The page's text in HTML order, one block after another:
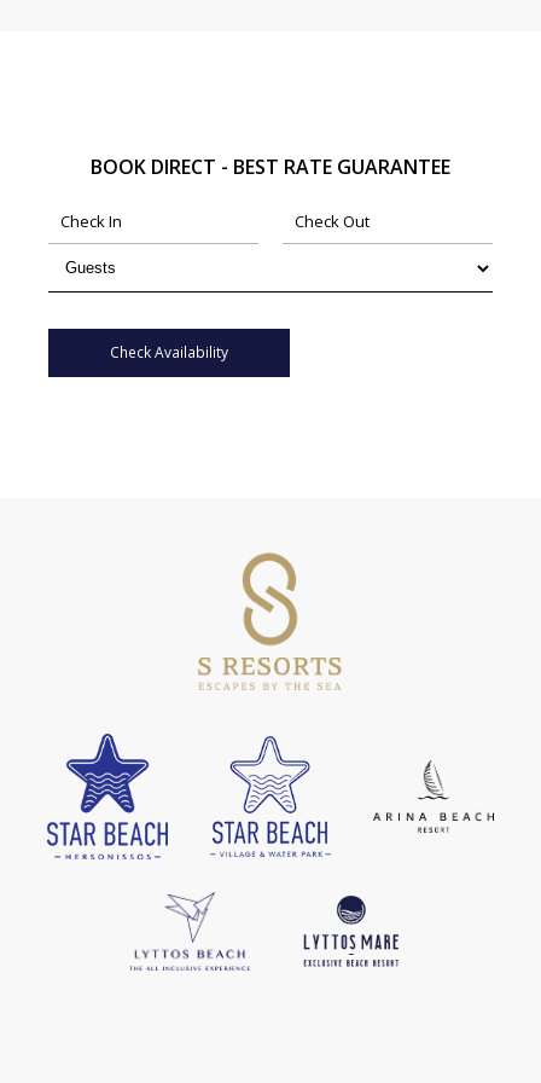
BOOK DIRECT - BEST RATE GUARANTEE
Check Availability